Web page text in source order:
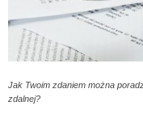
Jak Twoim zdaniem można
zdalnej?